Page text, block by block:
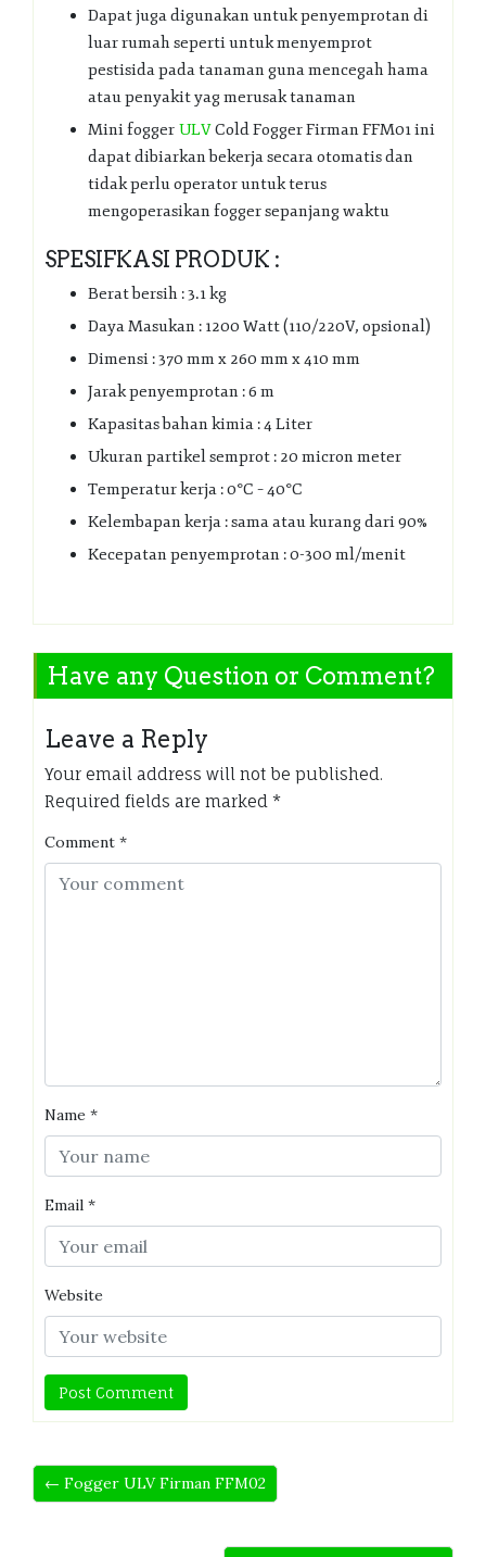
Dapat juga digunakan untuk penyemprotan di
luar rumah seperti untuk menyemprot
pestisida pada tanaman guna mencegah hama
atau penyakit yag merusak tanaman
Mini fogger ULVCold Fogger Firman FFM01 ini
dapat dibiarkan bekerja secara otomatis dan
tidak perlu operator untuk terus
mengoperasikan fogger sepanjang waktu
SPESIFKASI PRODUK :
Berat bersih : 3.1 kg
Daya Masukan : 1200 Watt (110/220V, opsional)
Dimensi : 370 mm x 260 mm x 410 mm
Jarak penyemprotan : 6 m
Kapasitas bahan kimia : 4 Liter
Ukuran partikel semprot : 20 micron meter
Temperatur kerja : 0°C – 40°C
Kelembapan kerja : sama atau kurang dari 90%
Kecepatan penyemprotan : 0-300 ml/menit
Have any Question or Comment?
Leave a Reply
Your email address will not be published.
Required fields are marked *
Comment *
Name *
Email *
Website
← Fogger ULV Firman FFM02